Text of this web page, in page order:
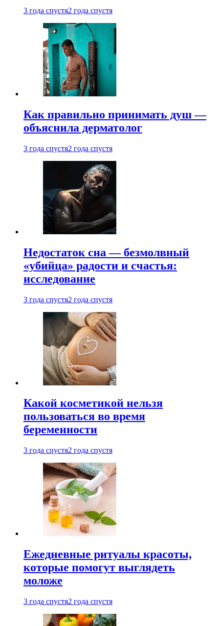
3 года спустя2 года спустя
Как правильно принимать душ —
объяснила дерматолог
3 года спустя2 года спустя
Недостаток сна — безмолвный
«убийца» радости и счастья:
исследование
3 года спустя2 года спустя
Какой косметикой нельзя
пользоваться во время
беременности
3 года спустя2 года спустя
Ежедневные ритуалы красоты,
которые помогут выглядеть
моложе
3 года спустя2 года спустя